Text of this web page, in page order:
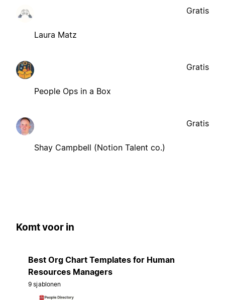
Laura Matz
Gratis
People Ops in a Box
Gratis
Shay Campbell (Notion Talent co.)
Gratis
Komt voor in
Best Org Chart Templates for Human
Resources Managers
9 sjablonen